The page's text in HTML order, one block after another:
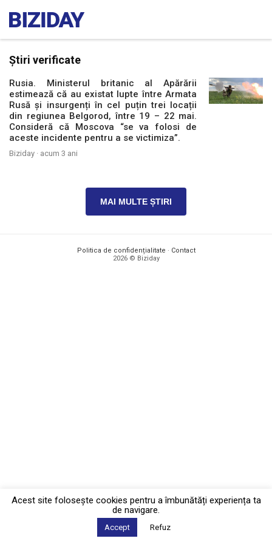
Știri verificate
Rusia. Ministerul britanic al Apărării
estimează că au existat lupte între Armata
Rusă și insurgenți în cel puțin trei locații
din regiunea Belgorod, între 19 – 22 mai.
Consideră că Moscova “se va folosi de
aceste incidente pentru a se victimiza”.
Biziday · acum 3 ani
MAI MULTE ȘTIRI
Politica de confidențialitate · Contact
2026 © Biziday
Acest site foloseşte cookies pentru a îmbunătăți experiența ta
de navigare.
Accept Refuz